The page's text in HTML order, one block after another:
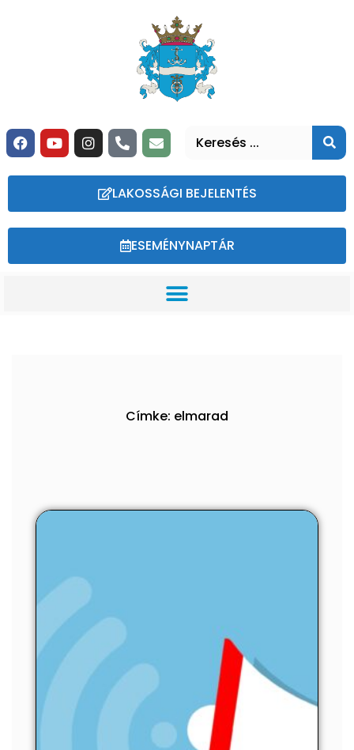
LAKOSSÁGI BEJELENTÉS
ESEMÉNYNAPTÁR
Címke: elmarad